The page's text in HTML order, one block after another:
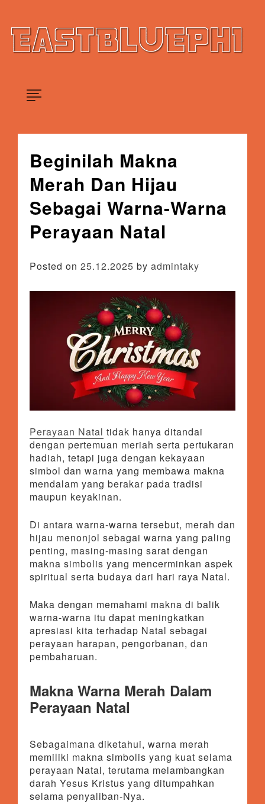
content
×
Beginilah Makna
Merah Dan Hijau
Sebagai Warna-Warna
Perayaan Natal
Posted on 25.12.2025 by admintaky
Perayaan Natal tidak hanya ditandai
dengan pertemuan meriah serta pertukaran
hadiah, tetapi juga dengan kekayaan
simbol dan warna yang membawa makna
mendalam yang berakar pada tradisi
maupun keyakinan.
Di antara warna-warna tersebut, merah dan
hijau menonjol sebagai warna yang paling
penting, masing-masing sarat dengan
makna simbolis yang mencerminkan aspek
spiritual serta budaya dari hari raya Natal.
Maka dengan memahami makna di balik
warna-warna itu dapat meningkatkan
apresiasi kita terhadap Natal sebagai
perayaan harapan, pengorbanan, dan
pembaharuan.
Makna Warna Merah Dalam
Perayaan Natal
Sebagaimana diketahui, warna merah
memiliki makna simbolis yang kuat selama
perayaan Natal, terutama melambangkan
darah Yesus Kristus yang ditumpahkan
selama penyaliban-Nya.